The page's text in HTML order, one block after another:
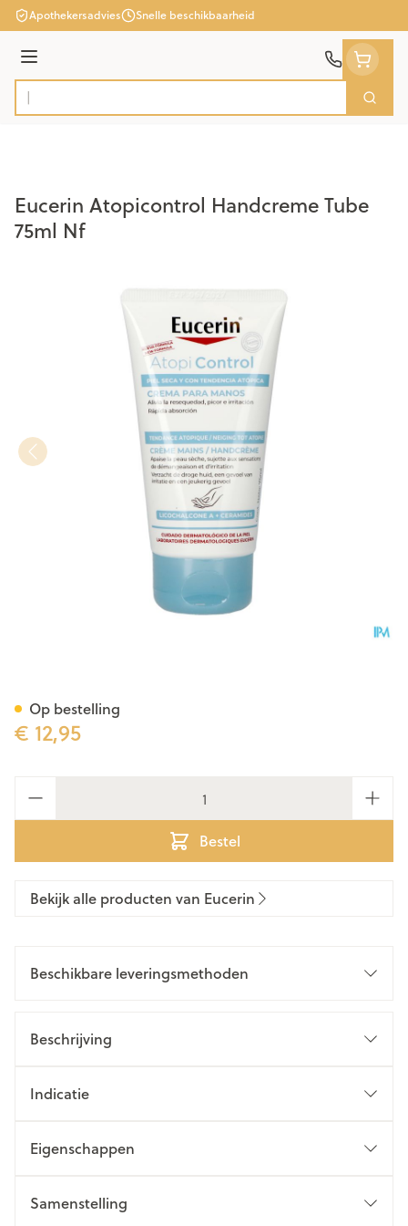
Ga naar de inhoud
Apothekersadvies Snelle beschikbaarheid
Menu
Product, merk, categorie...
Zoek
Eucerin Atopicontrol Handcreme Tube
75ml Nf
€ 12,95
Bestel
Op bestelling
Bekijk alle producten van Eucerin
Beschikbare leveringsmethoden
Beschrijving
Indicatie
Eigenschappen
Samenstelling